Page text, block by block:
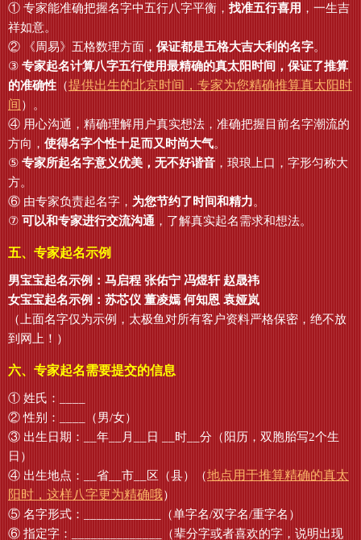
① 专家能准确把握名字中五行八字平衡， 找准五行喜用 ，一生吉
祥如意。
② 《周易》五格数理方面， 保证都是五格大吉大利的名字。
③ 专家起名计算八字五行使用最精确的真太阳时间，保证了推算
的准确性 （提供出生的北京时间，专家为您精确推算真太阳时
间 ）。
④ 用心沟通，精确理解用户真实想法，准确把握目前名字潮流的
方向， 使得名字个性十足而又时尚大气。
⑤ 专家所起名字意义优美，无不好谐音 ，琅琅上口，字形匀称大
方。
⑥ 由专家负责起名字， 为您节约了时间和精力。
⑦ 可以和专家进行交流沟通 ，了解真实起名需求和想法。
五、专家起名示例
男宝宝起名示例：马启程 张佑宁 冯煜轩 赵晟祎
女宝宝起名示例：苏芯仪 董凌嫣 何知恩 袁娅岚
（上面名字仅为示例，太极鱼对所有客户资料严格保密，绝不放
到网上！）
六、专家起名需要提交的信息
① 姓氏：____
② 性别：____（男/女）
③ 出生日期：__年__月__日 __时__分（阳历，双胞胎写2个生
日）
④ 出生地点：__省__市__区（县）（地点用于推算精确的真太
阳时，这样八字更为精确哦）
⑤ 名字形式：____________（单字名/双字名/重字名）
⑥ 指定字：______________（辈分字或者喜欢的字，说明出现